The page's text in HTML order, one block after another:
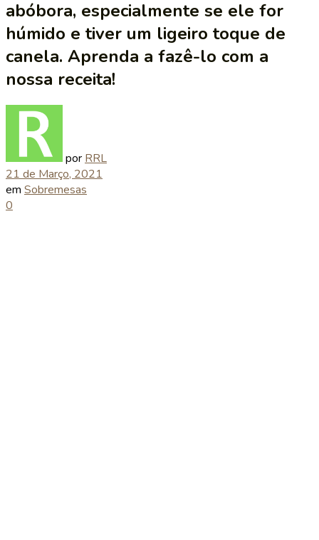
abóbora, especialmente se ele for
húmido e tiver um ligeiro toque de
canela. Aprenda a fazê-lo com a
nossa receita!
por RRL
21 de Março, 2021
em Sobremesas
0